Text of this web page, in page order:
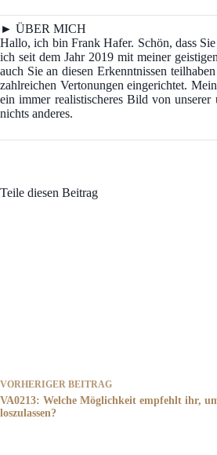
► ÜBER MICH
Hallo, ich bin Frank Hafer. Schön, dass
ich seit dem Jahr 2019 mit meiner
auch Sie an diesen Erkenntnissen
zahlreichen Vertonungen eingerichtet.
ein immer realistischeres Bild von
nichts anderes.
Teile diesen Beitrag
VORHERIGER BEITRAG
VA0213: Welche Möglichkeit empfehlt ihr,
loszulassen?